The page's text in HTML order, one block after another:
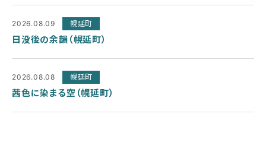
2026.08.09 幌延町
日没後の余韻（幌延町）
2026.08.08 幌延町
茜色に染まる空（幌延町）